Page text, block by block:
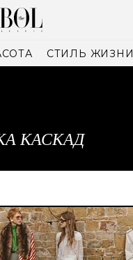
СТИЛЬ ЖИЗНИ
КАСКАД